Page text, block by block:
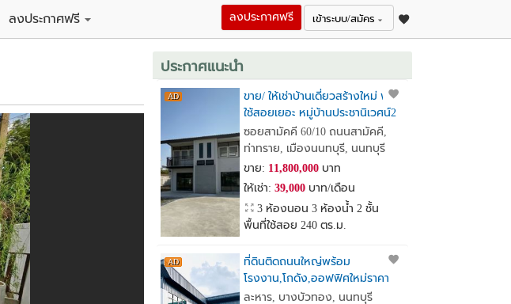
ลงประกาศฟรี
เข้าระบบ/สมัคร
ลงประกาศฟรี
ประกาศแนะนำ
ขาย/ ให้เช่าบ้านเดี่ยวสร้างใหม่ พื้นที่
ใช้สอยเยอะ หมู่บ้านประชานิเวศน์2
เหมาะทำ Home Office
ซอยสามัคคี 60/10 ถนนสามัคคี,
ท่าทราย, เมืองนนทบุรี, นนทบุรี
ขาย: 11,800,000บาท
ให้เช่า: 39,000บาท/เดือน
3 ห้องนอน 3 ห้องน้ำ 2 ชั้น
พื้นที่ใช้สอย 240 ตร.ม.
ที่ดินติดถนนใหญ่พร้อม
โรงงาน,โกดัง,ออฟฟิศใหม่ราคา
เพียง2.9ล้านบาทเท่านั้น
ละหาร, บางบัวทอง, นนทบุรี